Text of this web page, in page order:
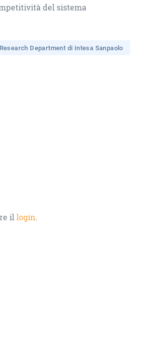
del sistema
Research Department di Intesa Sanpaolo
illogin.